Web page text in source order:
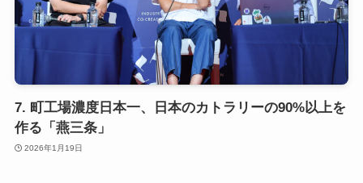
7. 町工場濃度日本一、日本のカトラリーの90%以上を
作る「燕三条」
2026年1月19日